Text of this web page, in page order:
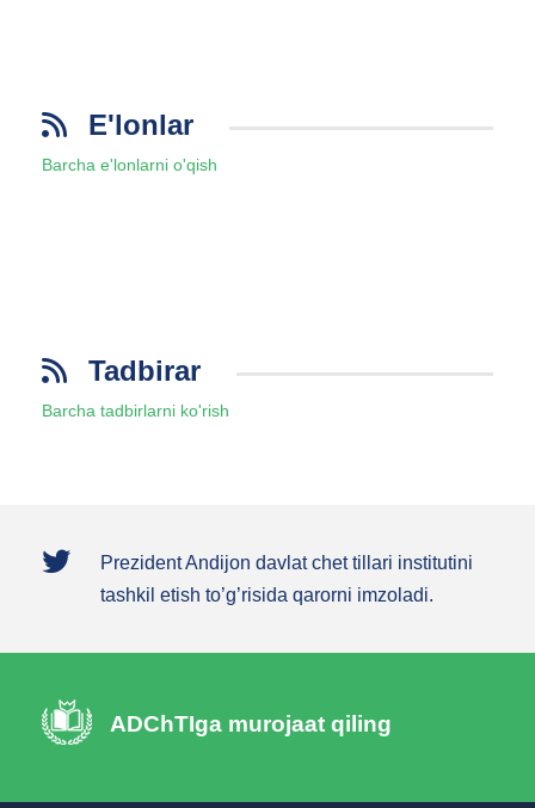
E'lonlar
Barcha e'lonlarni o'qish
Tadbirar
Barcha tadbirlarni ko'rish
Andijon davlat chet tillari instituti tashkil etildi.
ADChTIga murojaat qiling